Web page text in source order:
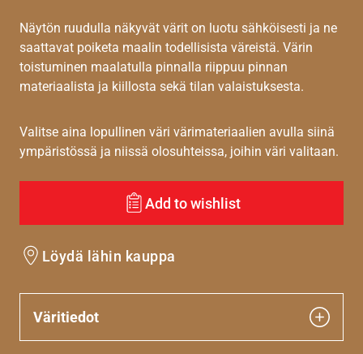
Näytön ruudulla näkyvät värit on luotu sähköisesti ja ne
saattavat poiketa maalin todellisista väreistä. Värin
toistuminen maalatulla pinnalla riippuu pinnan
materiaalista ja kiillosta sekä tilan valaistuksesta.
Valitse aina lopullinen väri värimateriaalien avulla siinä
ympäristössä ja niissä olosuhteissa, joihin väri valitaan.
Add to wishlist
Löydä lähin kauppa
Väritiedot